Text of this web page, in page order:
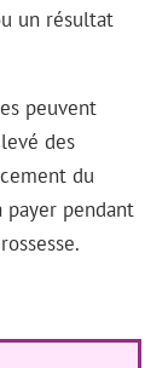
un résultat
peuvent
des
du
pendant